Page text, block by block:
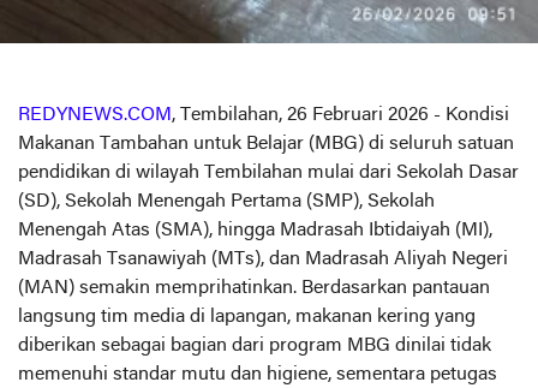
REDYNEWS.COM , Tembilahan, 26 Februari 2026 - Kondisi
Makanan Tambahan untuk Belajar (MBG) di seluruh satuan
pendidikan di wilayah Tembilahan mulai dari Sekolah Dasar
(SD), Sekolah Menengah Pertama (SMP), Sekolah
Menengah Atas (SMA), hingga Madrasah Ibtidaiyah (MI),
Madrasah Tsanawiyah (MTs), dan Madrasah Aliyah Negeri
(MAN) semakin memprihatinkan. Berdasarkan pantauan
langsung tim media di lapangan, makanan kering yang
diberikan sebagai bagian dari program MBG dinilai tidak
memenuhi standar mutu dan higiene, sementara petugas